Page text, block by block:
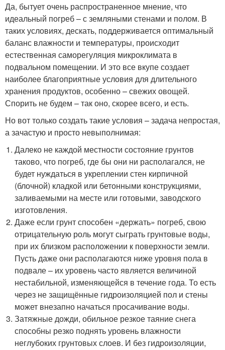
Да, бытует очень распространенное мнение, что
идеальный погреб – с земляными стенами и полом. В
таких условиях, дескать, поддерживается оптимальный
баланс влажности и температуры, происходит
естественная саморегуляция микроклимата в
подвальном помещении. И это все вкупе создает
наиболее благоприятные условия для длительного
хранения продуктов, особенно – свежих овощей.
Спорить не будем – так оно, скорее всего, и есть.
Но вот только создать такие условия – задача непростая,
а зачастую и просто невыполнимая:
Далеко не каждой местности состояние грунтов
таково, что погреб, где бы они ни располагался, не
будет нуждаться в укреплении стен кирпичной
(блочной) кладкой или бетонными конструкциями,
заливаемыми на месте или готовыми, заводского
изготовления.
Даже если грунт способен «держать» погреб, свою
отрицательную роль могут сыграть грунтовые воды,
при их близком расположении к поверхности земли.
Пусть даже они располагаются ниже уровня пола в
подвале – их уровень часто является величиной
нестабильной, изменяющейся в течение года. То есть
через не защищённые гидроизоляцией пол и стены
может внезапно начаться просачивание воды.
Затяжные дожди, обильное резкое таяние снега
способны резко поднять уровень влажности
неглубоких грунтовых слоев. И без гидроизоляции,